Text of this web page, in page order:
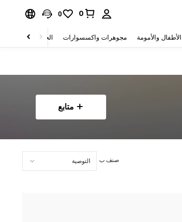
0
0
الأطفال والأمومة مجوهرات واكسسوارات الحقائب والأمتعة
متابع
صنف ب